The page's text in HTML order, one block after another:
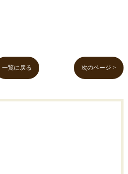
一覧に戻る 次のページ >